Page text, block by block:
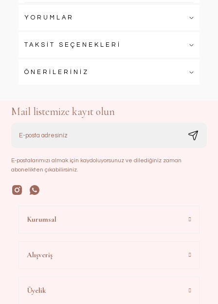
YORUMLAR
TAKSİT SEÇENEKLERİ
ÖNERİLERİNİZ
Mail listemize kayıt olun
E-postalarımızı almak için kaydoluyorsunuz ve dilediğiniz zaman
abonelikten çıkabilirsiniz.
Kurumsal
Alışveriş
Üyelik